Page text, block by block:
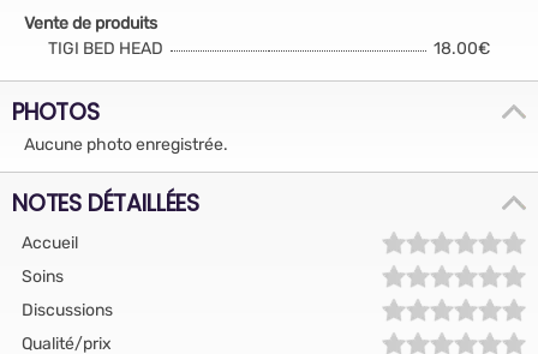
Vente de produits
TIGI BED HEAD
18.00€
PHOTOS
Aucune photo enregistrée.
NOTES DÉTAILLÉES
Accueil
Soins
Discussions
Qualité/prix